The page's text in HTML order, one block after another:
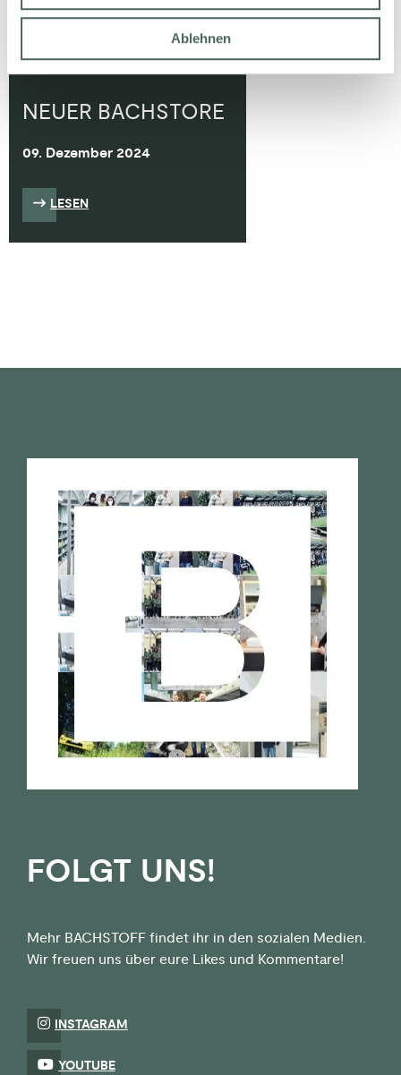
Ablehnen
NEUER BACHSTORE
09. Dezember 2024
LESEN
FOLGT UNS!
Mehr BACHSTOFF findet ihr in den sozialen Medien.
Wir freuen uns über eure Likes und Kommentare!
INSTAGRAM
YOUTUBE